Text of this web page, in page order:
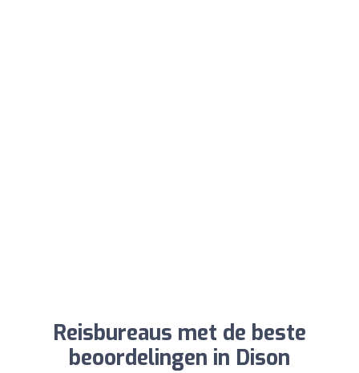
Reisbureaus met de beste
beoordelingen in Dison